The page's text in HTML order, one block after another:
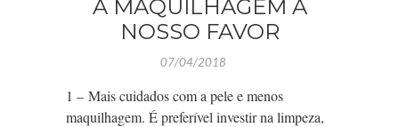
A MAQUILHAGEM A
NOSSO FAVOR
07/04/2018
1 – Mais cuidados com a pele e menos
maquilhagem. É preferível investir na limpeza,